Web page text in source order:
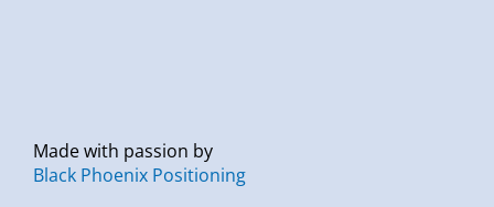
Made with passion by
Black Phoenix Positioning